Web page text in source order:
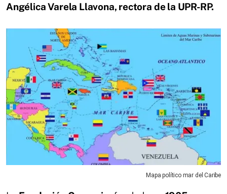
Angélica Varela Llavona, rectora de la UPR-RP.
Mapa político mar del Caribe